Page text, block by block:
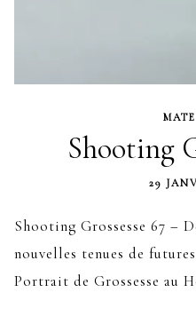
Shooting
29
Shooting Grossesse 67 –
nouvelles tenues de
Portrait de Grossesse au